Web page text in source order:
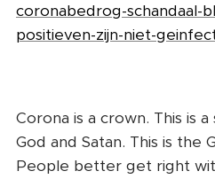
coronabedrog-schandaal-
positieven-zijn-niet-
Corona is a crown. This is
God and Satan. This is the
People better get right